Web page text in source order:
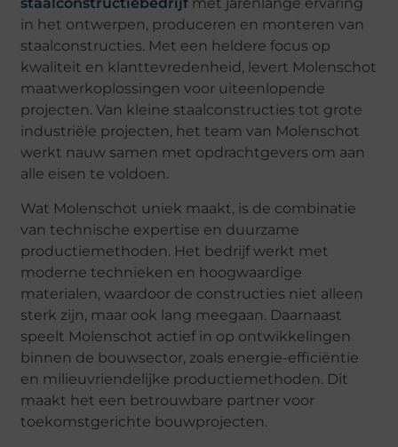
staalconstructiebedrijf met jarenlange ervaring
in het ontwerpen, produceren en monteren van
staalconstructies. Met een heldere focus op
kwaliteit en klanttevredenheid, levert Molenschot
maatwerkoplossingen voor uiteenlopende
projecten. Van kleine staalconstructies tot grote
industriële projecten, het team van Molenschot
werkt nauw samen met opdrachtgevers om aan
alle eisen te voldoen.
Wat Molenschot uniek maakt, is de combinatie
van technische expertise en duurzame
productiemethoden. Het bedrijf werkt met
moderne technieken en hoogwaardige
materialen, waardoor de constructies niet alleen
sterk zijn, maar ook lang meegaan. Daarnaast
speelt Molenschot actief in op ontwikkelingen
binnen de bouwsector, zoals energie-efficiëntie
en milieuvriendelijke productiemethoden. Dit
maakt het een betrouwbare partner voor
toekomstgerichte bouwprojecten.